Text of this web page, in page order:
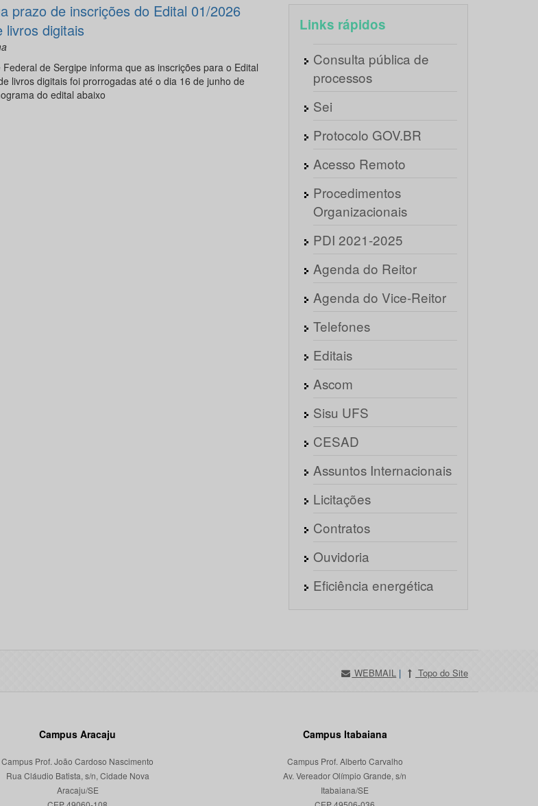
prazo de inscrições do Edital 01/2026
livros digitais
de Sergipe informa que as inscrições para o Edital
livros digitais foi prorrogadas até o dia 16 de junho de
do edital abaixo
Links rápidos
Consulta pública de
processos
Sei
Protocolo GOV.BR
Acesso Remoto
Procedimentos
Organizacionais
PDI 2021-2025
Agenda do Reitor
Agenda do Vice-Reitor
Telefones
Editais
Ascom
Sisu UFS
CESAD
Assuntos Internacionais
Licitações
Contratos
Ouvidoria
Eficiência energética
WEBMAIL | Topo do Site
Campus Aracaju
Campus Prof. João Cardoso Nascimento
Rua Cláudio Batista, s/n, Cidade Nova
Aracaju/SE
Campus Itabaiana
Campus Prof. Alberto Carvalho
Av. Vereador Olímpio Grande, s/n
Itabaiana/SE